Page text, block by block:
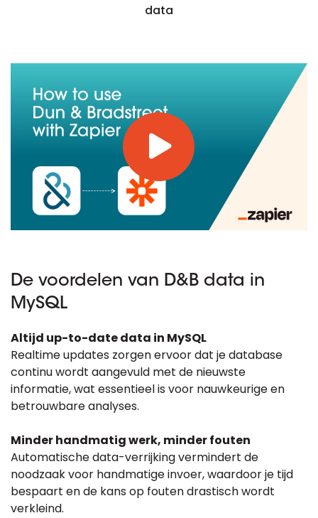
data
De voordelen van D&B data in
MySQL
Altijd up-to-date data in MySQL
Realtime updates zorgen ervoor dat je database
continu wordt aangevuld met de nieuwste
informatie, wat essentieel is voor nauwkeurige en
betrouwbare analyses.
Minder handmatig werk, minder fouten
Automatische data-verrijking vermindert de
noodzaak voor handmatige invoer, waardoor je tijd
bespaart en de kans op fouten drastisch wordt
verkleind.